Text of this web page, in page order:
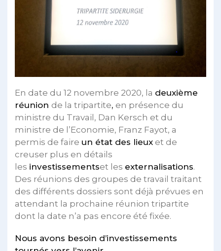
En date du 12 novembre 2020, la deuxième
réunion de la tripartite, en présence du
ministre du Travail, Dan Kersch et du
ministre de l’Economie, Franz Fayot, a
permis de faire un état des lieux et de
creuser plus en détails
les investissementset les externalisations.
Des réunions des groupes de travail traitant
des différents dossiers sont déjà prévues en
attendant la prochaine réunion tripartite
dont la date n’a pas encore été fixée.
Nous avons besoin d’investissements